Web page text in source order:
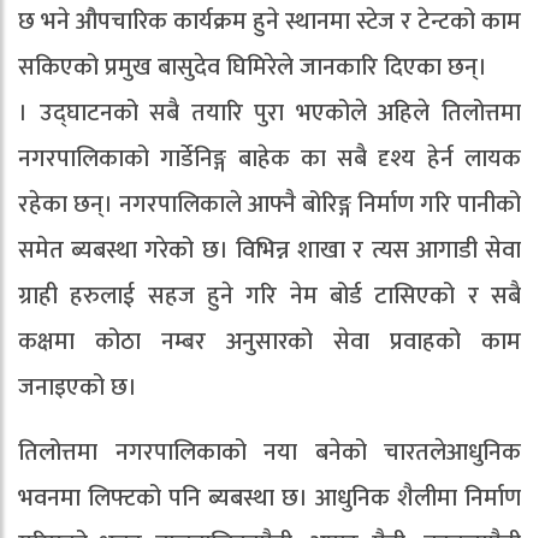
छ भने औपचारिक कार्यक्रम हुने स्थानमा स्टेज र टेन्टको काम
सकिएको प्रमुख बासुदेव घिमिरेले जानकारि दिएका छन्।
। उद्घाटनको सबै तयारि पुरा भएकोले अहिले तिलोत्तमा
नगरपालिकाको गार्डेनिङ्ग बाहेक का सबै दृश्य हेर्न लायक
रहेका छन्। नगरपालिकाले आफ्नै बोरिङ्ग निर्माण गरि पानीको
समेत ब्यबस्था गरेको छ। विभिन्न शाखा र त्यस आगाडी सेवा
ग्राही हरुलाई सहज हुने गरि नेम बोर्ड टासिएको र सबै
कक्षमा कोठा नम्बर अनुसारको सेवा प्रवाहको काम
जनाइएको छ।
तिलोत्तमा नगरपालिकाको नया बनेको चारतलेआधुनिक
भवनमा लिफ्टको पनि ब्यबस्था छ। आधुनिक शैलीमा निर्माण